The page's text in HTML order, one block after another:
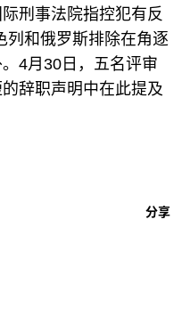
刑事法院指控犯有反
列和俄罗斯排除在角逐
4月30日，五名评审
辞职声明中在此提及
分享